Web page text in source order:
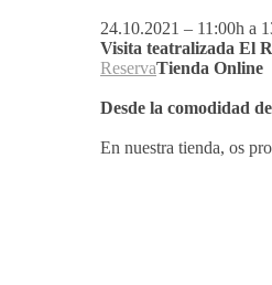
24.10.2021 – 11:00h a
Visita teatralizada El
ReservaTienda Online
Desde la comodidad
En nuestra tienda, os